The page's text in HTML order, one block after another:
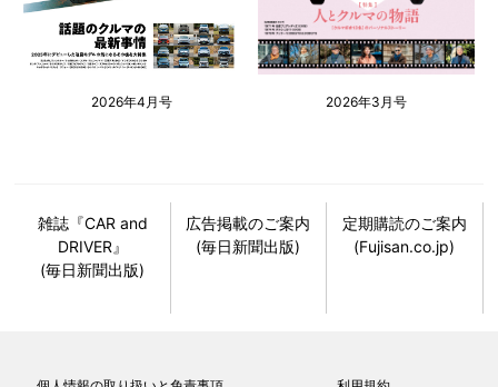
2026年4月号 2026年3月号
雑誌『CAR and
DRIVER』
(毎日新聞出版)
広告掲載のご案内
(毎日新聞出版)
定期購読のご案内
(Fujisan.co.jp)